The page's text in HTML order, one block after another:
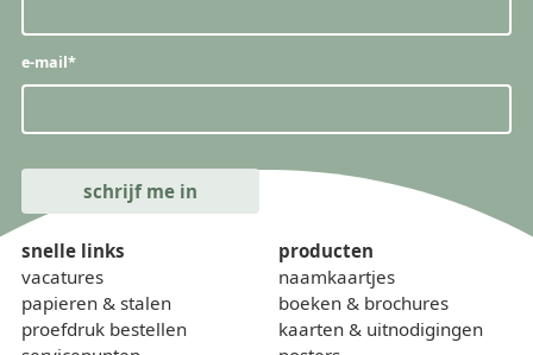
e-mail*
snelle links
vacatures
papieren & stalen
proefdruk bestellen
producten
naamkaartjes
boeken & brochures
kaarten & uitnodigingen